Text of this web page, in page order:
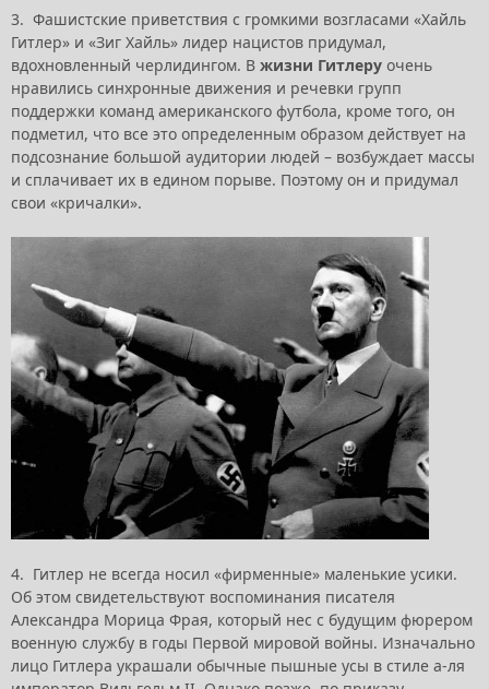
3. Фашистские приветствия с громкими возгласами «Хайль
Гитлер» и «Зиг Хайль» лидер нацистов придумал,
вдохновленный черлидингом. В жизни Гитлеру очень
нравились синхронные движения и речевки групп
поддержки команд американского футбола, кроме того, он
подметил, что все это определенным образом действует на
подсознание большой аудитории людей – возбуждает массы
и сплачивает их в едином порыве. Поэтому он и придумал
свои «кричалки».
4. Гитлер не всегда носил «фирменные» маленькие усики.
Об этом свидетельствуют воспоминания писателя
Александра Морица Фрая, который нес с будущим фюрером
военную службу в годы Первой мировой войны. Изначально
лицо Гитлера украшали обычные пышные усы в стиле а-ля